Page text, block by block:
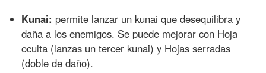
Kunai: permite lanzar un kunai que desequilibra y
daña a los enemigos. Se puede mejorar con Hoja
oculta (lanzas un tercer kunai) y Hojas serradas
(doble de daño).